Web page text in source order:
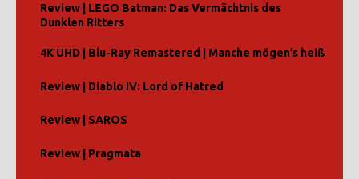
Review | LEGO Batman: Das Vermächtnis des
Dunklen Ritters
4K UHD | Blu-Ray Remastered | Manche mögen’s heiß
Review | Diablo IV: Lord of Hatred
Review | SAROS
Review | Pragmata